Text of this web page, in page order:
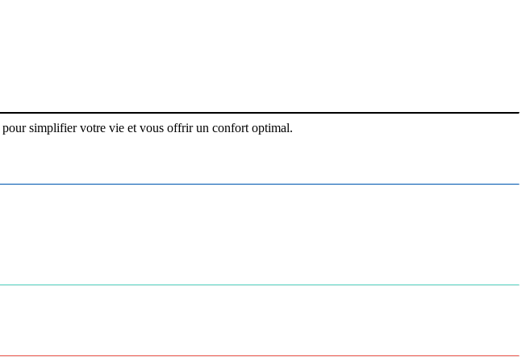
simplifier votre vie et vous offrir un confort optimal.